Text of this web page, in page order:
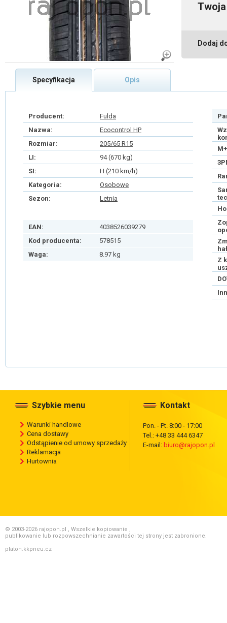
Dodaj
Specyfikacja Opis
Producent:
Fulda
Nazwa:
Ecocontrol HP
Rozmiar:
205/65 R15
LI:
94 (670 kg)
SI:
H (210 km/h)
Kategoria:
Osobowe
Sezon:
Letnia
EAN:
4038526039279
Kod producenta:
578515
Waga:
8.97 kg
Z
Szybkie menu
Warunki handlowe
Cena dostawy
Odstąpienie od umowy sprzedaży
Reklamacja
Hurtownia
Kontakt
Pon. - Pt. 8:00 - 17:00
Tel.: +48 33 444 6347
E-mail: biuro@rajopon.pl
© 2003-2026 rajopon.pl , Wszelkie kopiowanie ,
publikowanie lub rozpowszechnianie zawartości tej strony jest zabronione.
platon.kkpneu.cz